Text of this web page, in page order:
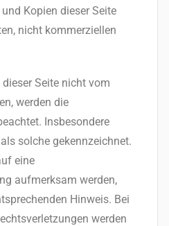
Kopien dieser Seite
nicht kommerziellen
Seite nicht vom
werden die
Insbesondere
solche gekennzeichnet.
eine
aufmerksam werden,
Hinweis. Bei
werden